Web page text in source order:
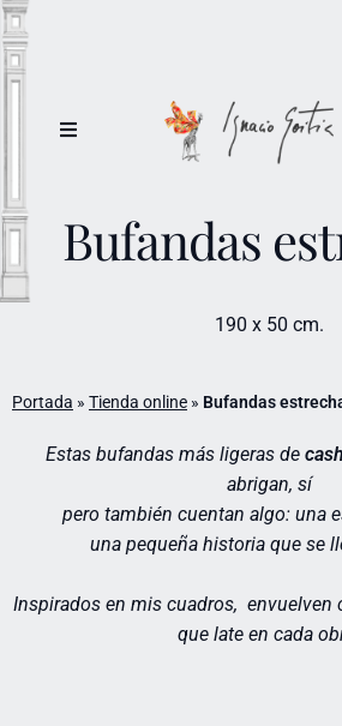
Bufandas
190 x 50 cm.
Portada » Tienda online » Bufandas
Estas bufandas más ligeras de
abrigan, sí
pero también cuentan algo: una
una pequeña historia que se
Inspirados en mis cuadros, envuelven
que late en cada